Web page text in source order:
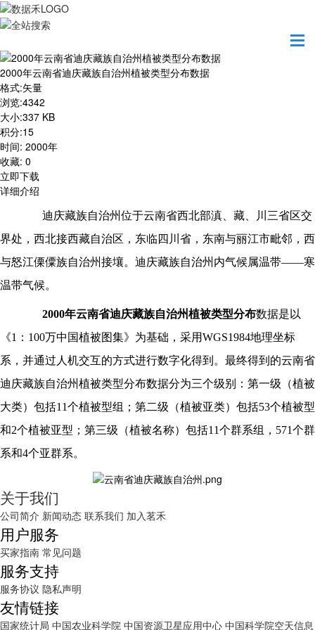
2000年云南省迪庆藏族自治州植被类型分布数据
2000年云南省迪庆藏族自治州植被类型分布数据
格式:矢量
浏览:4342
大小:337 KB
积分:15
时间: 2000年
收藏: 0
立即下载
详细介绍
迪庆藏族自治州位于云南省西北部滇、藏、川三省区交
界处，西北接西藏自治区，东临四川省，东南与丽江市毗邻，西
与怒江傈僳族自治州接壤。迪庆藏族自治州内气候属温带——寒
温带气候。
2000年云南省迪庆藏族自治州植被类型分布数据是以
《1：100万中国植被图集》为基础，采用WGS1984地理坐标
系，并通过人机交互的方式进行数字化得到。最终得到的云南省
迪庆藏族自治州植被类型分布数据分为三个级别：第一级（植被
大类）包括11个植被型组；第二级（植被亚类）包括53个植被型
和2个植被亚型；第三级（植被名称）包括11个群系组，571个群
系和4个亚群系。
关于我们
公司简介 新闻动态 联系我们 加入茗禾
用户服务
买家指南 常见问题
服务支持
服务协议 隐私声明
友情链接
国家统计局 中国农业科学院 中国资源卫星应用中心 中国科学院空天信息